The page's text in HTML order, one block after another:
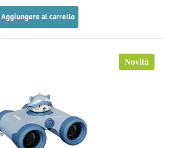
Aggiungere al carrello
Novità